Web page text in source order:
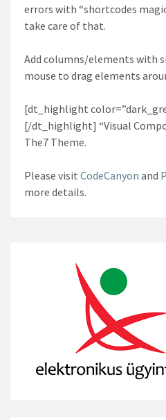
errors with “shortcodes
take care of that.
Add columns/elements with
mouse to drag elements
[dt_highlight
[/dt_highlight] “Visual
The7 Theme.
Please visit CodeCanyon and
more details.